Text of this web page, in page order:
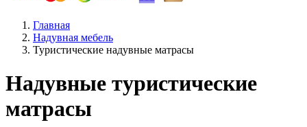
Главная
Надувная мебель
Туристические надувные матрасы
Надувные туристические
матрасы